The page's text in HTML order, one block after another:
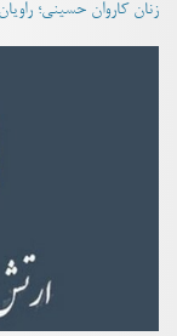
زنان کاروان حسینی؛